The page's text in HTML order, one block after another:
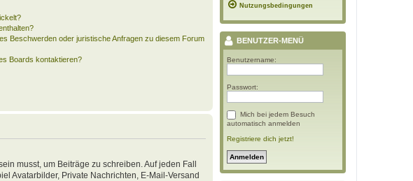
Beschwerden oder juristische Anfragen zu diesem Forum
Boards kontaktieren?
musst, um Beiträge zu schreiben. Auf jeden Fall
Avatarbilder, Private Nachrichten, E-Mail-Versand
Nutzungsbedingungen
BENUTZER-MENÜ
Benutzername:
Passwort:
Mich bei jedem Besuch
automatisch anmelden
Registriere dich jetzt!